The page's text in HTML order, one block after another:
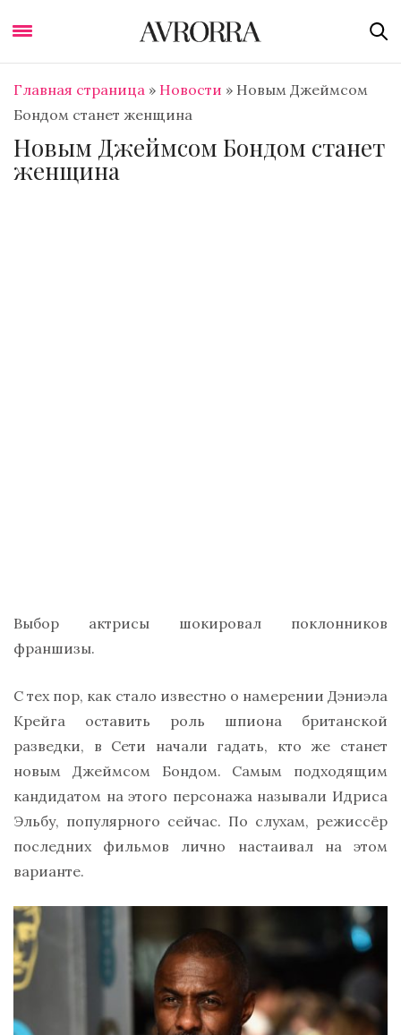
Главная страница » Новости » Новым Джеймсом
Бондом станет женщина
Новым Джеймсом Бондом станет
женщина
Выбор актрисы шокировал поклонников
франшизы.
С тех пор, как стало известно о намерении Дэниэла
Крейга оставить роль шпиона британской
разведки, в Сети начали гадать, кто же станет
новым Джеймсом Бондом. Самым подходящим
кандидатом на этого персонажа называли Идриса
Эльбу, популярного сейчас. По слухам, режиссёр
последних фильмов лично настаивал на этом
варианте.